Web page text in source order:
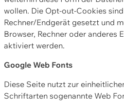
wollen. Die Opt-out-Cookies
Rechner/Endgerät gesetzt und
Browser, Rechner oder anderes
aktiviert werden.
Google Web Fonts
Diese Seite nutzt zur
Schriftarten sogenannte Web